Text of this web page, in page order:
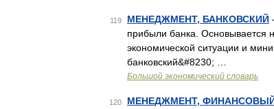
119 МЕНЕДЖМЕНТ, БАНКОВСКИЙ
прибыли банка. Основывается
экономической ситуации и
банковский&#8230; …
Большой экономический словарь
120 МЕНЕДЖМЕНТ,